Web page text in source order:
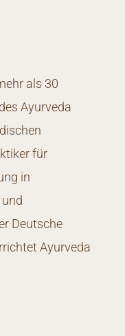
als 30
Ayurveda
für
in
Deutsche
Ayurveda